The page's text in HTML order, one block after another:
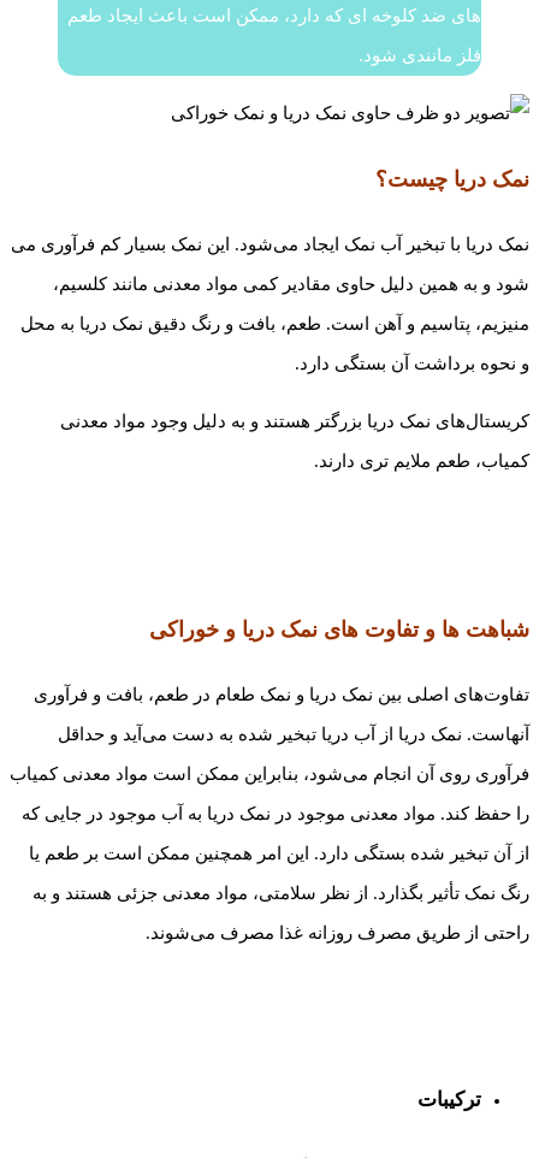
های ضد کلوخه ای که دارد، ممکن است باعث ایجاد طعم
فلز مانندی شود.
نمک دریا چیست؟
نمک دریا با تبخیر آب نمک ایجاد می‌شود. این نمک بسیار کم فرآوری می
شود و به همین دلیل حاوی مقادیر کمی مواد معدنی مانند کلسیم،
منیزیم، پتاسیم و آهن است. طعم، بافت و رنگ دقیق نمک دریا به محل
و نحوه برداشت آن بستگی دارد.
کریستال‌های نمک دریا بزرگتر هستند و به دلیل وجود مواد معدنی
کمیاب، طعم ملایم تری دارند.
شباهت ها و تفاوت های نمک دریا و خوراکی
تفاوت‌های اصلی بین نمک دریا و نمک طعام در طعم، بافت و فرآوری
آنهاست. نمک دریا از آب دریا تبخیر شده به دست می‌آید و حداقل
فرآوری روی آن انجام می‌شود، بنابراین ممکن است مواد معدنی کمیاب
را حفظ کند. مواد معدنی موجود در نمک دریا به آب موجود در جایی که
از آن تبخیر شده بستگی دارد. این امر همچنین ممکن است بر طعم یا
رنگ نمک تأثیر بگذارد. از نظر سلامتی، مواد معدنی جزئی هستند و به
راحتی از طریق مصرف روزانه غذا مصرف می‌شوند.
ترکیبات